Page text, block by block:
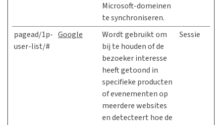
Microsoft-domeinen
te synchroniseren.
pagead/1p-
user-list/#
Google
Wordt gebruikt om
bij te houden of de
bezoeker interesse
heeft getoond in
specifieke producten
of evenementen op
meerdere websites
en detecteert hoe de
Sessie